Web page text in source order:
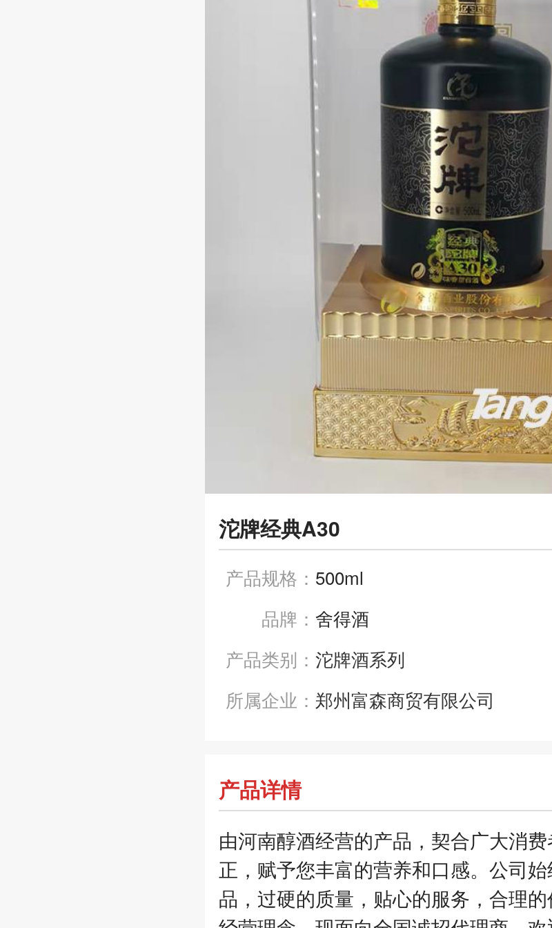
沱牌经典A30
产品规格： 500ml
品牌： 舍得酒
产品类别： 沱牌酒系列
所属企业： 郑州富森商贸有限公司
产品详情
由河南醇酒经营的产品，契合广大消
正，赋予您丰富的营养和口感。公司
品，过硬的质量，贴心的服务，合理